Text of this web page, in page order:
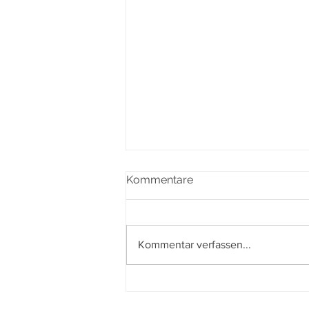
Kommentare
Kommentar verfassen...